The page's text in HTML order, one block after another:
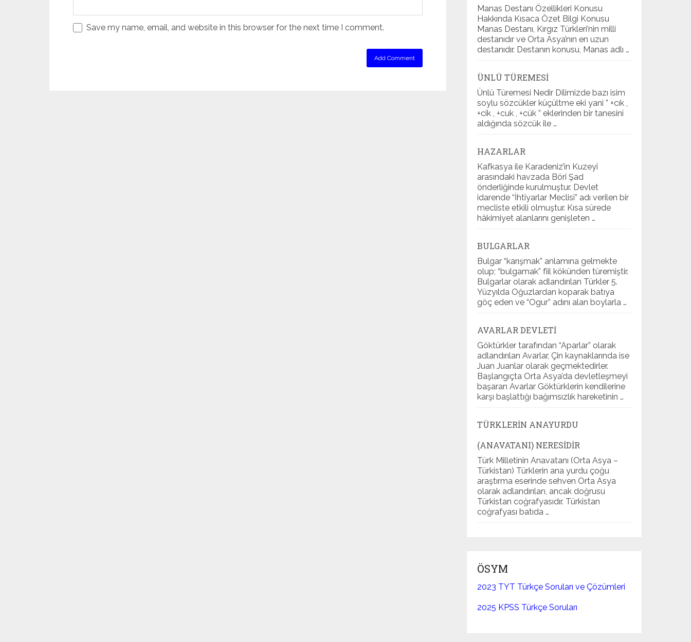
Save my name, email, and website in this browser for the next time I comment.
Manas Destanı Özellikleri Konusu
Hakkında Kısaca Özet Bilgi Konusu
Manas Destanı, Kırgız Türkleri’nin milli
destanıdır ve Orta Asya’nın en uzun
destanıdır. Destanın konusu, Manas adlı …
ÜNLÜ TÜREMESI
Ünlü Türemesi Nedir Dilimizde bazı isim
soylu sözcükler küçültme eki yani ” +cık ,
+cik , +cuk , +cük ” eklerinden bir tanesini
aldığında sözcük ile …
HAZARLAR
Kafkasya ile Karadeniz’in Kuzeyi
arasındaki havzada Böri Şad
önderliğinde kurulmuştur. Devlet
idarende “İhtiyarlar Meclisi” adı verilen bir
mecliste etkili olmuştur. Kısa sürede
hâkimiyet alanlarını genişleten …
BULGARLAR
Bulgar “karışmak” anlamına gelmekte
olup; “bulgamak” fiil kökünden türemiştir.
Bulgarlar olarak adlandırılan Türkler 5.
Yüzyılda Oğuzlardan koparak batıya
göç eden ve “Ogur” adını alan boylarla …
AVARLAR DEVLETI
Göktürkler tarafından “Aparlar” olarak
adlandırılan Avarlar, Çin kaynaklarında ise
Juan Juanlar olarak geçmektedirler.
Başlangıçta Orta Asya’da devletleşmeyi
başaran Avarlar Göktürklerin kendilerine
karşı başlattığı bağımsızlık hareketinin …
TÜRKLERIN ANAYURDU
(ANAVATANI) NERESIDIR
Türk Milletinin Anavatanı (Orta Asya –
Türkistan) Türklerin ana yurdu çoğu
araştırma eserinde sehven Orta Asya
olarak adlandırılan, ancak doğrusu
Türkistan coğrafyasıdır. Türkistan
coğrafyası batıda …
ÖSYM
2023 TYT Türkçe Soruları ve Çözümleri
2025 KPSS Türkçe Soruları